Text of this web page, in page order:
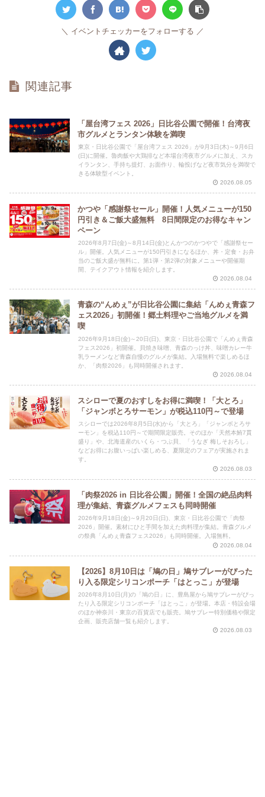
イベントチェッカーをフォローする
関連記事
「屋台湾フェス 2026」日比谷公園で開催！台湾夜
市グルメとランタン体験を満喫
東京・日比谷公園で「屋台湾フェス 2026」が9月3日(木)～9月6日
(日)に開催。魯肉飯や大鶏排など本場台湾夜市グルメに加え、スカ
イランタン、手持ち提灯、お面作り、輪投げなど夜市気分を満喫で
きる体験型イベント。
2026.08.05
かつや「感謝祭セール」開催！人気メニューが150
円引き＆ご飯大盛無料 8日間限定のお得なキャン
ペーン
2026年8月7日(金)～8月14日(金)とんかつのかつやで「感謝祭セー
ル」開催。人気メニューが150円引きになるほか、丼・定食・お弁
当のご飯大盛が無料に。第1弾・第2弾の対象メニューや開催期
間、テイクアウト情報を紹介します。
2026.08.04
青森の“んめぇ”が日比谷公園に集結「んめぇ青森フ
ェス2026」初開催！郷土料理やご当地グルメを満
喫
2026年9月18日(金)～20日(日)、東京・日比谷公園で「んめぇ青森
フェス2026」初開催。貝焼き味噌、青森のっけ丼、味噌カレー牛
乳ラーメンなど青森自慢のグルメが集結。入場無料で楽しめるほ
か、「肉祭2026」も同時開催されます。
2026.08.04
スシローで夏のおすしをお得に満喫！「大とろ」
「ジャンボとろサーモン」が税込110円～で登場
スシローでは2026年8月5日(水)から「大とろ」「ジャンボとろサ
ーモン」を税込110円～で期間限定販売。そのほか「天然本鮪7貫
盛り」や、北海道産のいくら・つぶ貝、「うなぎ 梅しそおろし」
などお得にお腹いっぱい楽しめる、夏限定のフェアが実施されま
す。
2026.08.03
「肉祭2026 in 日比谷公園」開催！全国の絶品肉料
理が集結、青森グルメフェスも同時開催
2026年9月18日(金)～9月20日(日)、東京・日比谷公園で「肉祭
2026」開催。素材にひと手間を加えた肉料理が集結。青森グルメ
の祭典「んめぇ青森フェス2026」も同時開催。入場無料。
2026.08.04
【2026】8月10日は「鳩の日」鳩サブレーがぴった
り入る限定シリコンポーチ「はとっこ」が登場
2026年8月10日(月)の「鳩の日」に、豊島屋から鳩サブレーがぴっ
たり入る限定シリコンポーチ「はとっこ」が登場。本店・特設会場
のほか神奈川・東京の百貨店でも販売。鳩サブレー特別価格や限定
企画、販売店舗一覧も紹介します。
2026.08.03